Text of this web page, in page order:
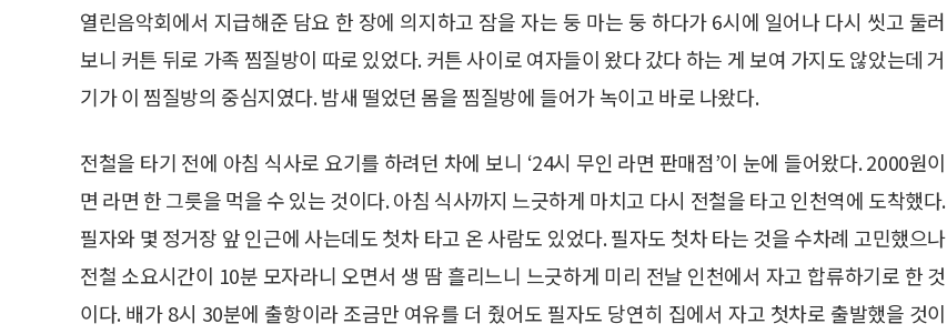
열린음악회에서 지급해준 담요 한 장에 의지하고 잠을 자는 둥 마는 둥 하다가 6시에 일어나 다시 씻고 둘러
보니 커튼 뒤로 가족 찜질방이 따로 있었다. 커튼 사이로 여자들이 왔다 갔다 하는 게 보여 가지도 않았는데 거
기가 이 찜질방의 중심지였다. 밤새 떨었던 몸을 찜질방에 들어가 녹이고 바로 나왔다.
전철을 타기 전에 아침 식사로 요기를 하려던 차에 보니 ‘24시 무인 라면 판매점’이 눈에 들어왔다. 2000원이
면 라면 한 그릇을 먹을 수 있는 것이다. 아침 식사까지 느긋하게 마치고 다시 전철을 타고 인천역에 도착했다.
필자와 몇 정거장 앞 인근에 사는데도 첫차 타고 온 사람도 있었다. 필자도 첫차 타는 것을 수차례 고민했으나
전철 소요시간이 10분 모자라니 오면서 생 땀 흘리느니 느긋하게 미리 전날 인천에서 자고 합류하기로 한 것
이다. 배가 8시 30분에 출항이라 조금만 여유를 더 줬어도 필자도 당연히 집에서 자고 첫차로 출발했을 것이